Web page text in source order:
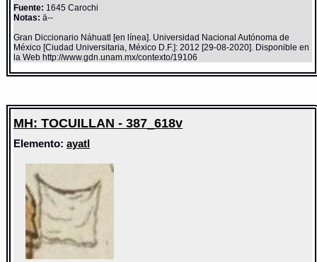
Fuente: 1645 Carochi
Notas: ä--
Gran Diccionario Náhuatl [en línea]. Universidad Nacional Autónoma de
México [Ciudad Universitaria, México D.F.]: 2012 [29-08-2020]. Disponible en
la Web http://www.gdn.unam.mx/contexto/19106
MH: TOCUILLAN - 387_618v
Elemento:ayatl